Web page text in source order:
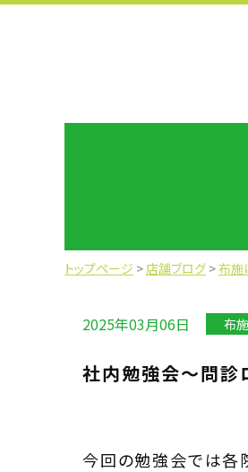
トップページ >店舗ブログ>布施
2025年03月06日 布
社内勉強会～問診
今回の勉強会では各